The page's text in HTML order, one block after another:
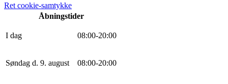
Ret cookie-samtykke
Åbningstider
I dag 08:00-20:00
Søndag d. 9. august 08:00-20:00